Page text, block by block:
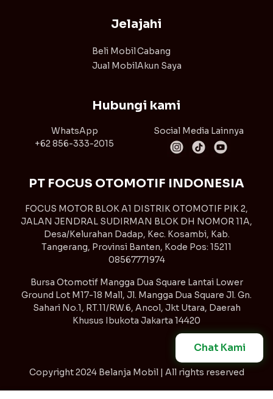
Chat Kami
Jelajahi
Beli Mobil
Jual Mobil
Cabang
Akun Saya
Hubungi kami
WhatsApp
+62 856-333-2015
Social Media Lainnya
PT FOCUS OTOMOTIF INDONESIA
FOCUS MOTOR BLOK A1 DISTRIK OTOMOTIF PIK 2,
JALAN JENDRAL SUDIRMAN BLOK DH NOMOR 11A,
Desa/Kelurahan Dadap, Kec. Kosambi, Kab.
Tangerang, Provinsi Banten, Kode Pos: 15211
08567771974
Bursa Otomotif Mangga Dua Square Lantai Lower
Ground Lot M17-18 Mall, Jl. Mangga Dua Square Jl. Gn.
Sahari No.1, RT.11/RW.6, Ancol, Jkt Utara, Daerah
Khusus Ibukota Jakarta 14420
Copyright2024 Belanja Mobil | All rights reserved